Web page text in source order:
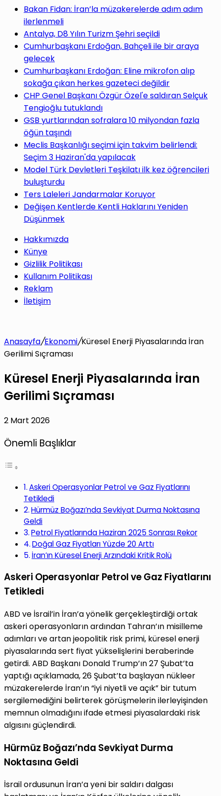
yap
...
Bakan Fidan: İran’la müzakerelerde adım adım
ilerlenmeli
Antalya, D8 Yılın Turizm Şehri seçildi
Cumhurbaşkanı Erdoğan, Bahçeli ile bir araya
gelecek
Cumhurbaşkanı Erdoğan: Eline mikrofon alıp
sokağa çıkan herkes gazeteci değildir
CHP Genel Başkanı Özgür Özel'e saldıran Selçuk
Tengioğlu tutuklandı
GSB yurtlarından sofralara 10 milyondan fazla
öğün taşındı
Meclis Başkanlığı seçimi için takvim belirlendi:
Seçim 3 Haziran'da yapılacak
Model Türk Devletleri Teşkilatı ilk kez öğrencileri
buluşturdu
Ters Laleleri Jandarmalar Koruyor
Değişen Kentlerde Kentli Haklarını Yeniden
Düşünmek
Hakkımızda
Künye
Gizlilik Politikası
Kullanım Politikası
Reklam
İletişim
Anasayfa/Ekonomi/Küresel Enerji Piyasalarında İran
Gerilimi Sıçraması
Küresel Enerji Piyasalarında İran
Gerilimi Sıçraması
2 Mart 2026
Önemli Başlıklar
Askeri Operasyonlar Petrol ve Gaz Fiyatlarını
Tetikledi
Hürmüz Boğazı’nda Sevkiyat Durma Noktasına
Geldi
Petrol Fiyatlarında Haziran 2025 Sonrası Rekor
Doğal Gaz Fiyatları Yüzde 20 Arttı
İran’ın Küresel Enerji Arzındaki Kritik Rolü
Askeri Operasyonlar Petrol ve Gaz Fiyatlarını
Tetikledi
ABD ve İsrail’in İran’a yönelik gerçekleştirdiği ortak
askeri operasyonların ardından Tahran’ın misilleme
adımları ve artan jeopolitik risk primi, küresel enerji
piyasalarında sert fiyat yükselişlerini beraberinde
getirdi. ABD Başkanı Donald Trump’ın 27 Şubat’ta
yaptığı açıklamada, 26 Şubat’ta başlayan nükleer
müzakerelerde İran’ın “iyi niyetli ve açık” bir tutum
sergilemediğini belirterek görüşmelerin ilerleyişinden
memnun olmadığını ifade etmesi piyasalardaki risk
algısını güçlendirdi.
Hürmüz Boğazı’nda Sevkiyat Durma
Noktasına Geldi
İsrail ordusunun İran’a yeni bir saldırı dalgası